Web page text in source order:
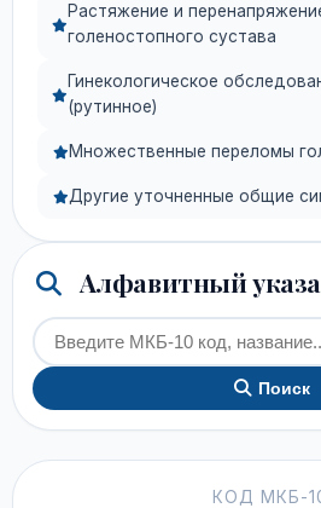
Растяжение и
голеностопного сустава
Гинекологическое
(рутинное)
Множественные переломы
Другие уточненные общие
Алфавитный
Поиск
КОД МКБ-